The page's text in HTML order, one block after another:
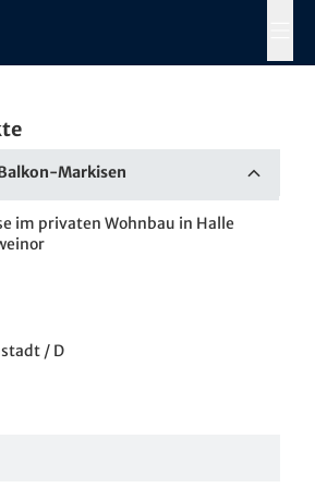
Markisen
im privaten Wohnbau in Halle
/ D